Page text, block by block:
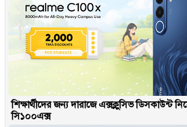
শিক্ষার্থীদের জন্য দারাজে এক্সক্লুসিভ ডিসকাউন্ট
সি১০০এক্স